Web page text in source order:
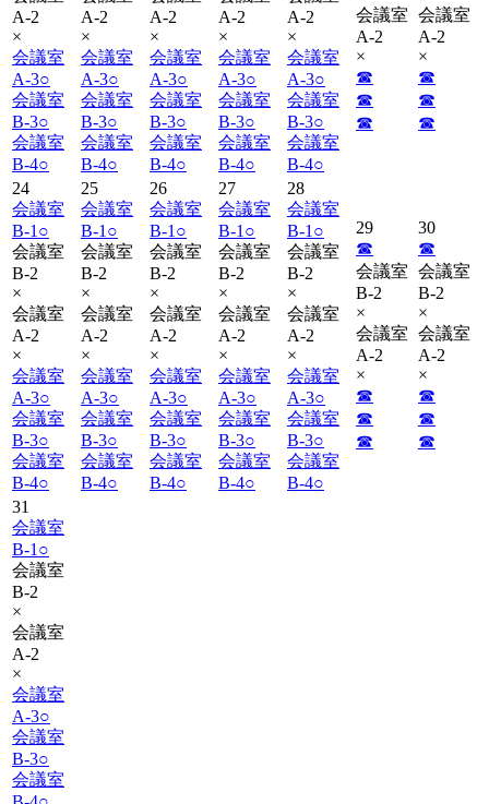
A-2
×
会議室
A-3○
会議室
B-3○
会議室
B-4○
A-2
×
会議室
A-3○
会議室
B-3○
会議室
B-4○
A-2
×
会議室
A-3○
会議室
B-3○
会議室
B-4○
A-2
×
会議室
A-3○
会議室
B-3○
会議室
B-4○
A-2
×
会議室
A-3○
会議室
B-3○
会議室
B-4○
会議室
A-2
×
☎︎
☎︎
☎︎
会議室
A-2
×
☎︎
☎︎
☎︎
24
会議室
B-1○
会議室
B-2
×
会議室
A-2
×
会議室
A-3○
会議室
B-3○
会議室
B-4○
25
会議室
B-1○
会議室
B-2
×
会議室
A-2
×
会議室
A-3○
会議室
B-3○
会議室
B-4○
26
会議室
B-1○
会議室
B-2
×
会議室
A-2
×
会議室
A-3○
会議室
B-3○
会議室
B-4○
27
会議室
B-1○
会議室
B-2
×
会議室
A-2
×
会議室
A-3○
会議室
B-3○
会議室
B-4○
28
会議室
B-1○
会議室
B-2
×
会議室
A-2
×
会議室
A-3○
会議室
B-3○
会議室
B-4○
29
☎︎
会議室
B-2
×
会議室
A-2
×
☎︎
☎︎
☎︎
30
☎︎
会議室
B-2
×
会議室
A-2
×
☎︎
☎︎
☎︎
31
会議室
B-1○
会議室
B-2
×
会議室
A-2
×
会議室
A-3○
会議室
B-3○
会議室